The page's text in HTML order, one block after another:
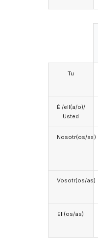
Tu
Él/ell(a/o)/
Usted
Nosotr(os/as)
Vosotr(os/as)
Ell(os/as)